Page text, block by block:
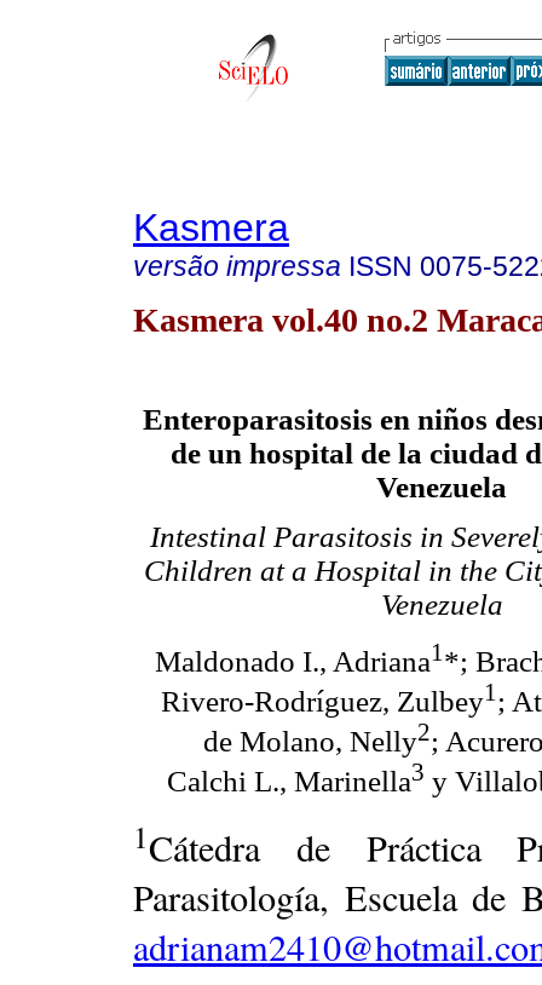
Kasmera
versão impressa ISSN 0075-
Kasmera vol.40 no.2
Enteroparasitosis en niños
de un hospital de la ciudad
Venezuela
Intestinal Parasitosis in
Children at a Hospital in the
Venezuela
Maldonado I., Adriana1 *;
Rivero-Rodríguez, Zulbey1 ;
de Molano, Nelly2;
Calchi L., Marinella3 y
1Cátedra de Práctica
Parasitología, Escuela